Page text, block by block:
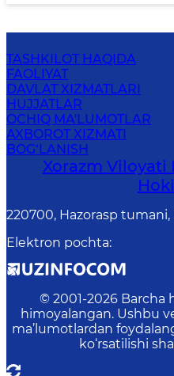
TASHKILOT HAQIDA
FAOLIYAT
DAVLAT XIZMATLARI
HUJJATLAR
OCHIQ MA'LUMOTLAR
AXBOROT XIZMATI
BOG‘LANISH
Xorazm Viloyati
220700, Hazorasp tumani,
Elektron pochta:
© 2001-2026 Barcha
himoyalangan. Ushbu
ma’lumotlardan
ko‘rsatilishi